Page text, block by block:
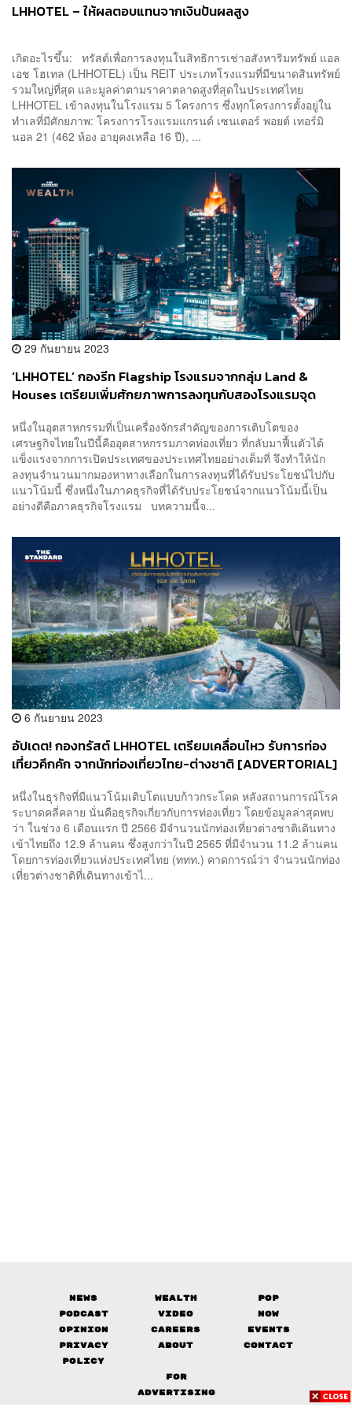
LHHOTEL – ให้ผลตอบแทนจากเงินปันผลสูง
เกิดอะไรขึ้น: ทรัสต์เพื่อการลงทุนในสิทธิการเช่าอสังหาริมทรัพย์ แอล
เอช โฮเทล (LHHOTEL) เป็น REIT ประเภทโรงแรมที่มีขนาดสินทรัพย์
รวมใหญ่ที่สุด และมูลค่าตามราคาตลาดสูงที่สุดในประเทศไทย
LHHOTEL เข้าลงทุนในโรงแรม 5 โครงการ ซึ่งทุกโครงการตั้งอยู่ใน
ทำเลที่มีศักยภาพ: โครงการโรงแรมแกรนด์ เซนเตอร์ พอยต์ เทอร์มิ
นอล 21 (462 ห้อง อายุคงเหลือ 16 ปี), ...
29 กันยายน 2023
‘LHHOTEL’ กองรีท Flagship โรงแรมจากกลุ่ม Land &
Houses เตรียมเพิ่มศักยภาพการลงทุนกับสองโรงแรมจุด
หนึ่งในอุตสาหกรรมที่เป็นเครื่องจักรสำคัญของการเติบโตของ
เศรษฐกิจไทยในปีนี้คืออุตสาหกรรมภาคท่องเที่ยว ที่กลับมาฟื้นตัวได้
แข็งแรงจากการเปิดประเทศของประเทศไทยอย่างเต็มที่ จึงทำให้นัก
ลงทุนจำนวนมากมองหาทางเลือกในการลงทุนที่ได้รับประโยชน์ไปกับ
แนวโน้มนี้ ซึ่งหนึ่งในภาคธุรกิจที่ได้รับประโยชน์จากแนวโน้มนี้เป็น
อย่างดีคือภาคธุรกิจโรงแรม บทความนี้จ...
6 กันยายน 2023
อัปเดต! กองทรัสต์ LHHOTEL เตรียมเคลื่อนไหว รับการท่อง
เที่ยวคึกคัก จากนักท่องเที่ยวไทย-ต่างชาติ​​ [ADVERTORIAL]
หนึ่งในธุรกิจที่มีแนวโน้มเติบโตแบบก้าวกระโดด หลังสถานการณ์โรค
ระบาดคลี่คลาย นั่นคือธุรกิจเกี่ยวกับการท่องเที่ยว โดยข้อมูลล่าสุดพบ
ว่า ในช่วง 6 เดือนแรก ปี 2566 มีจำนวนนักท่องเที่ยวต่างชาติเดินทาง
เข้าไทยถึง 12.9 ล้านคน ซึ่งสูงกว่าในปี 2565 ที่มีจำนวน 11.2 ล้านคน
โดยการท่องเที่ยวแห่งประเทศไทย (ททท.) คาดการณ์ว่า จำนวนนักท่อง
เที่ยวต่างชาติที่เดินทางเข้าไ...
News Wealth
Pop
Podcast
Video
Now
Opinion
Careers
Events
Privacy
Policy
About Contact
FOR
ADVERTISING